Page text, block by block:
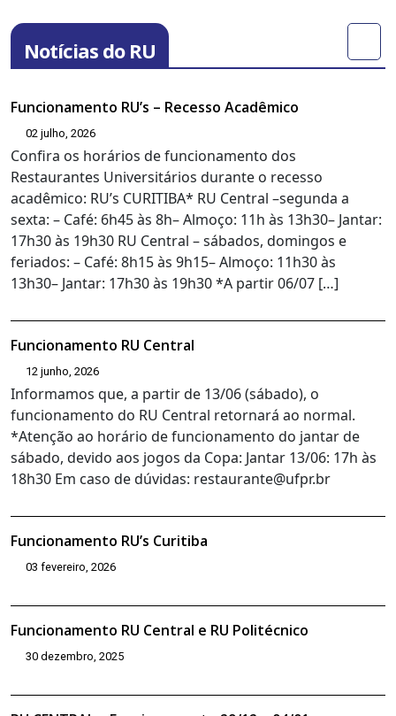
Notícias do RU
Funcionamento RU’s – Recesso Acadêmico
02 julho, 2026
Confira os horários de funcionamento dos
Restaurantes Universitários durante o recesso
acadêmico: RU’s CURITIBA* RU Central –segunda a
sexta: – Café: 6h45 às 8h– Almoço: 11h às 13h30– Jantar:
17h30 às 19h30 RU Central – sábados, domingos e
feriados: – Café: 8h15 às 9h15– Almoço: 11h30 às
13h30– Jantar: 17h30 às 19h30 *A partir 06/07 […]
Funcionamento RU Central
12 junho, 2026
Informamos que, a partir de 13/06 (sábado), o
funcionamento do RU Central retornará ao normal.
*Atenção ao horário de funcionamento do jantar de
sábado, devido aos jogos da Copa: Jantar 13/06: 17h às
18h30 Em caso de dúvidas: restaurante@ufpr.br
Funcionamento RU’s Curitiba
03 fevereiro, 2026
Funcionamento RU Central e RU Politécnico
30 dezembro, 2025